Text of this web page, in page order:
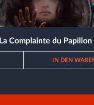
La Complainte du Papillon
IN DEN